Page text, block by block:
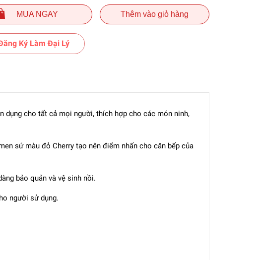
MUA NGAY Thêm vào giỏ hàng
Ký Làm Đại Lý
dụng cho tất cả mọi người, thích hợp cho các món ninh,
sứ màu đỏ Cherry tạo nên điểm nhấn cho căn bếp của
bảo quản và vệ sinh nồi.
người sử dụng.